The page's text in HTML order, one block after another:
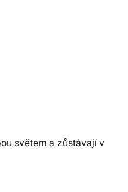
světem a zůstávají v